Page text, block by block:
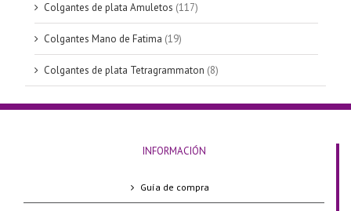
Colgantes de plata Amuletos (117)
Colgantes Mano de Fatima (19)
Colgantes de plata Tetragrammaton (8)
INFORMACIÓN
Guía de compra